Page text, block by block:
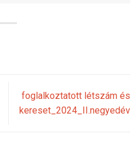
foglalkoztatott létszám és
kereset_2024_II.negyedév